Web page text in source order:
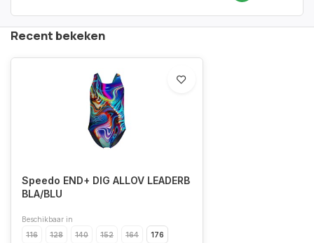
Recent bekeken
Speedo END+ DIG ALLOV LEADERB
BLA/BLU
Beschikbaar in
116
128 140 152 164 176